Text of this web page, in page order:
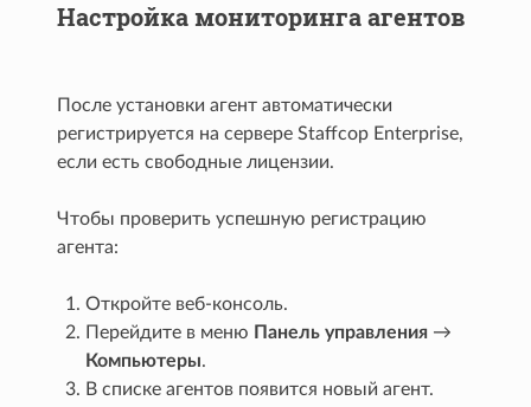
Настройка мониторинга агентов
После установки агент автоматически
регистрируется на сервере Staffcop Enterprise,
если есть свободные лицензии.
Чтобы проверить успешную регистрацию
агента:
Откройте веб-консоль.
Перейдите в меню Панель управления →
Компьютеры.
В списке агентов появится новый агент.